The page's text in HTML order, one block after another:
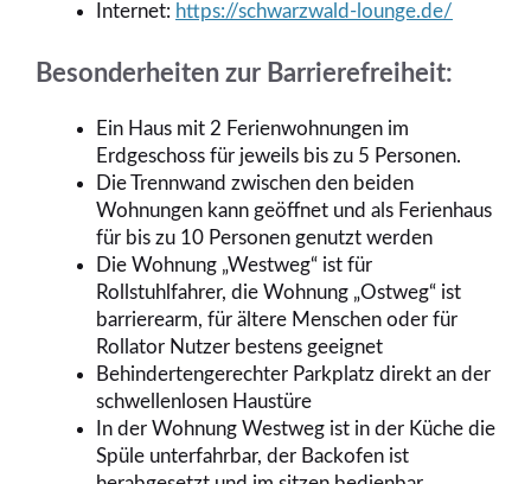
Internet: https://schwarzwald-lounge.de/
Besonderheiten zur Barrierefreiheit:
Ein Haus mit 2 Ferienwohnungen im
Erdgeschoss für jeweils bis zu 5 Personen.
Die Trennwand zwischen den beiden
Wohnungen kann geöffnet und als Ferienhaus
für bis zu 10 Personen genutzt werden
Die Wohnung „Westweg“ ist für
Rollstuhlfahrer, die Wohnung „Ostweg“ ist
barrierearm, für ältere Menschen oder für
Rollator Nutzer bestens geeignet
Behindertengerechter Parkplatz direkt an der
schwellenlosen Haustüre
In der Wohnung Westweg ist in der Küche die
Spüle unterfahrbar, der Backofen ist